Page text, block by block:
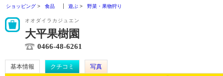
ショッピング 食品 遊ぶ 野菜・果物狩り
オオダイラカジュエン
大平果樹園
0466-48-6261
基本情報 クチコミ
写真